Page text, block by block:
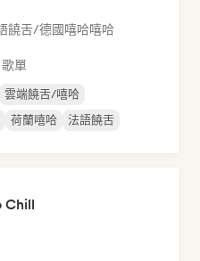
饒舌/德國嘻哈嘻哈
單
雲端饒舌/嘻哈
荷蘭嘻哈 法語饒舌
Chill